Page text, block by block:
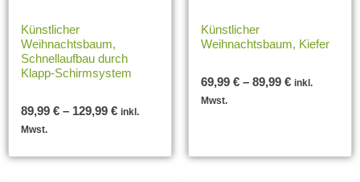
Künstlicher
Weihnachtsbaum,
Schnellaufbau durch
Klapp-Schirmsystem
89,99 € – 129,99 € inkl.
Mwst.
Künstlicher
Weihnachtsbaum, Kiefer
69,99 € – 89,99 € inkl.
Mwst.